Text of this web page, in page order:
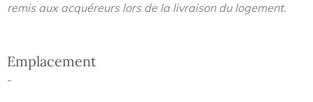
remis aux acquéreurs lors de la livraison du logement.
Emplacement
-